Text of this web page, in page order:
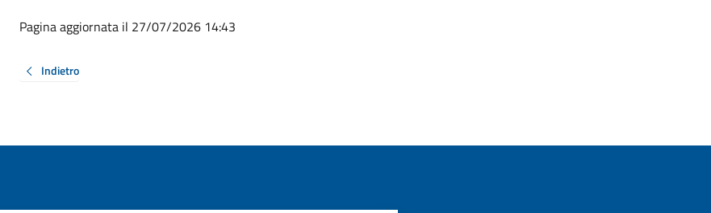
Pagina aggiornata il 27/07/2026 14:43
Indietro